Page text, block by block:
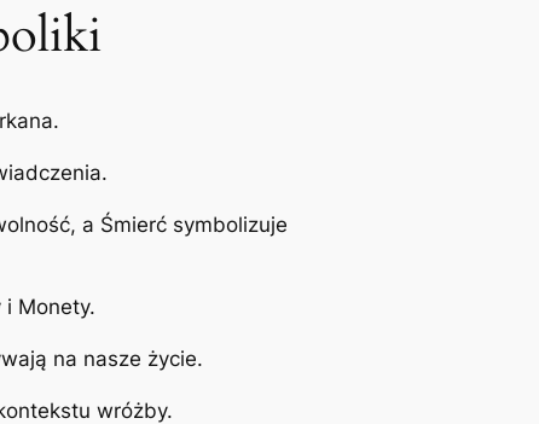
a Śmierć symbolizuje
i Monety.
na nasze życie.
wróżby.